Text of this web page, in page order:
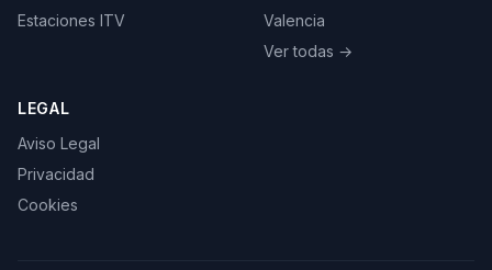
Estaciones ITV
Valencia
Ver todas →
LEGAL
Aviso Legal
Privacidad
Cookies